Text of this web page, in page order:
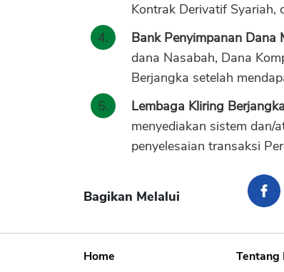
Kontrak Derivatif Syariah,
Bank Penyimpanan Dana
dana Nasabah, Dana
Berjangka setelah
Lembaga Kliring
menyediakan sistem dan/
penyelesaian transaksi
Bagikan Melalui
Home Tentang